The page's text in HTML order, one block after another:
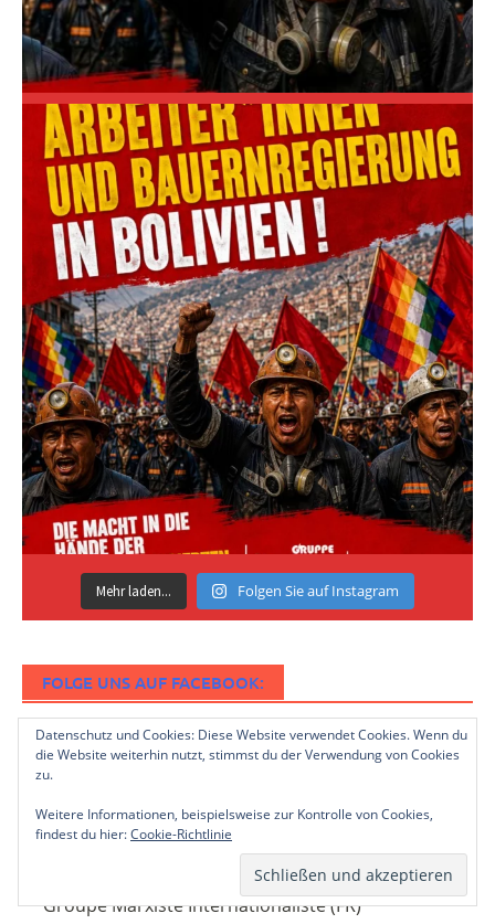
Mehr laden... Folgen Sie auf Instagram
FOLGE UNS AUF FACEBOOK:
DAS COREP
Groupe Marxiste Internationaliste (FR)
Datenschutz und Cookies: Diese Website verwendet Cookies. Wenn du
die Website weiterhin nutzt, stimmst du der Verwendung von Cookies
zu.
Weitere Informationen, beispielsweise zur Kontrolle von Cookies,
findest du hier:Cookie-Richtlinie